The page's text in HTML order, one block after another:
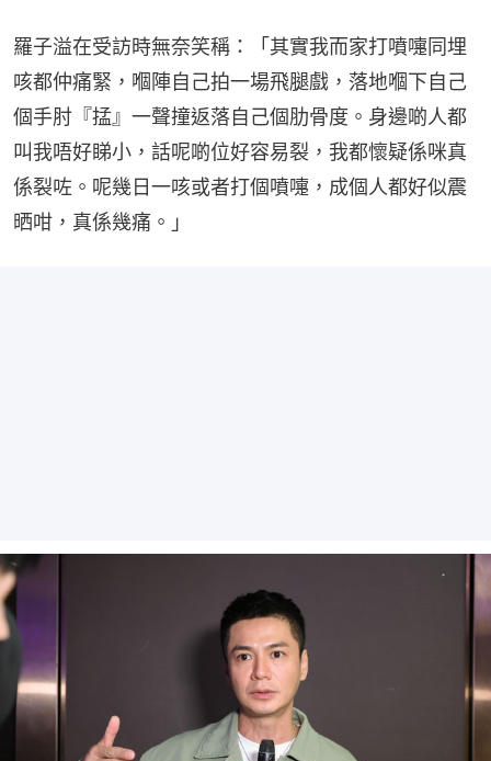
羅子溢在受訪時無奈笑稱：「其實我而家打噴嚏同埋
咳都仲痛緊，嗰陣自己拍一場飛腿戲，落地嗰下自己
個手肘『掹』一聲撞返落自己個肋骨度。身邊啲人都
叫我唔好睇小，話呢啲位好容易裂，我都懷疑係咪真
係裂咗。呢幾日一咳或者打個噴嚏，成個人都好似震
晒咁，真係幾痛。」